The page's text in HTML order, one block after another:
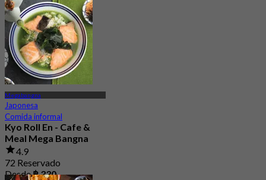
Megabangna
Japonesa
Comida informal
Kyo Roll En - Cafe &
Meal Mega Bangna
4.9
72 Reservado
Desde฿ 330